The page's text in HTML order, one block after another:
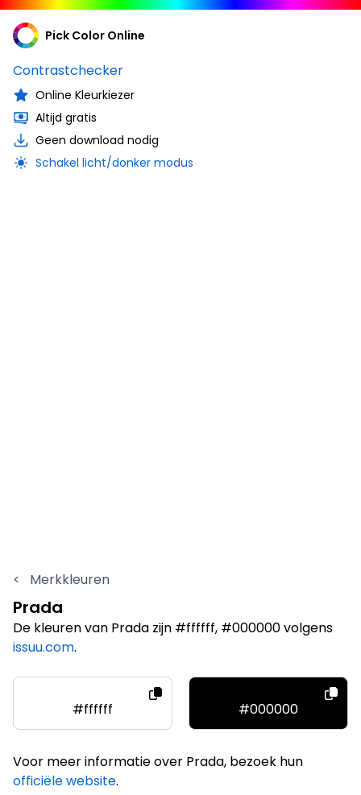
Pick Color Online
Contrastchecker
Online Kleurkiezer
Altijd gratis
Geen download nodig
Schakel licht/donker modus
< Merkkleuren
Prada
De kleuren van Prada zijn #ffffff, #000000 volgens
issuu.com.
#ffffff #000000
Voor meer informatie over Prada, bezoek hun
officiële website.